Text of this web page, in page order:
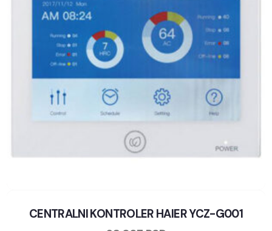
CENTRALNI KONTROLER HAIER YCZ-G001